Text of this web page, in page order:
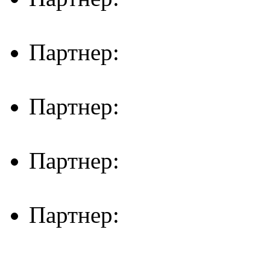
Партнер:
Партнер:
Партнер:
Партнер: